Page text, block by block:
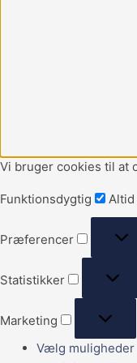
Vi bruger cookies til at
Funktionsdygtig Altid
Præferencer
Statistikker
Marketing
Vælg muligheder